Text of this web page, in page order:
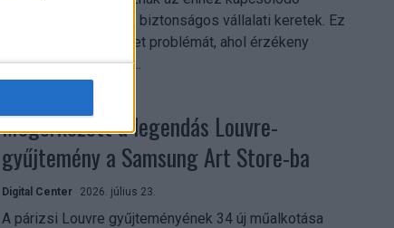
világos irányelvek és biztonságos vállalati keretek. Ez
különösen ott jelenthet problémát, ahol érzékeny
üzleti információkkal...
Megérkezett a legendás Louvre-
gyűjtemény a Samsung Art Store-ba
Digital Center 2026. július 23.
A párizsi Louvre gyűjteményének 34 új műalkotása